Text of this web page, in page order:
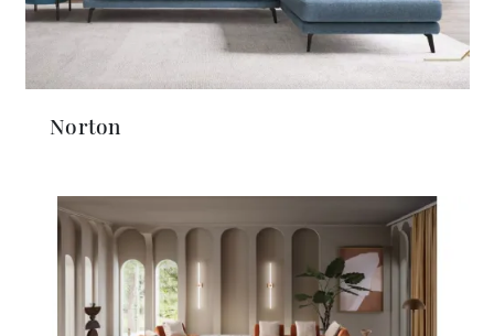
Norton